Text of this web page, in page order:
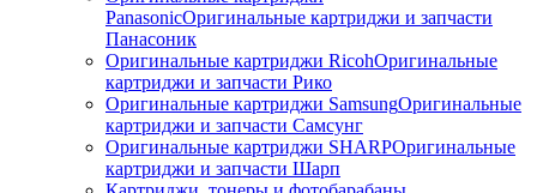
PanasonicОригинальные картриджи и запчасти
Панасоник
Оригинальные картриджи RicohОригинальные
картриджи и запчасти Рико
Оригинальные картриджи SamsungОригинальные
картриджи и запчасти Самсунг
Оригинальные картриджи SHARPОригинальные
картриджи и запчасти Шарп